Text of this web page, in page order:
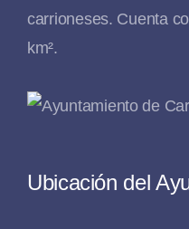
carrioneses. Cuenta
km².
Ubicación del